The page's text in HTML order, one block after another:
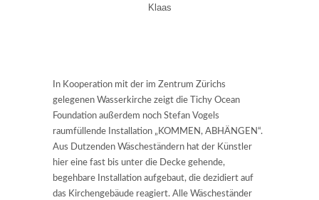
Klaas
In Kooperation mit der im Zentrum Zürichs
gelegenen Wasserkirche zeigt die Tichy Ocean
Foundation außerdem noch Stefan Vogels
raumfüllende Installation „KOMMEN, ABHÄNGEN“.
Aus Dutzenden Wäscheständern hat der Künstler
hier eine fast bis unter die Decke gehende,
begehbare Installation aufgebaut, die dezidiert auf
das Kirchengebäude reagiert. Alle Wäscheständer